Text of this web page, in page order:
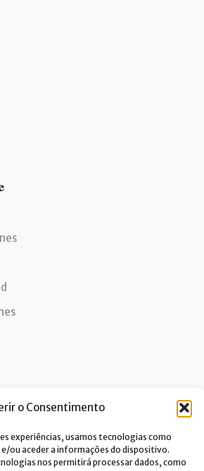
o Consentimento
experiências, usamos tecnologias como
ou aceder a informações do dispositivo.
nos permitirá processar dados, como